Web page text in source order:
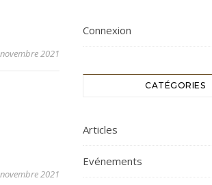
2021
2021
Connexion
CATÉGORIES
Articles
Evénements